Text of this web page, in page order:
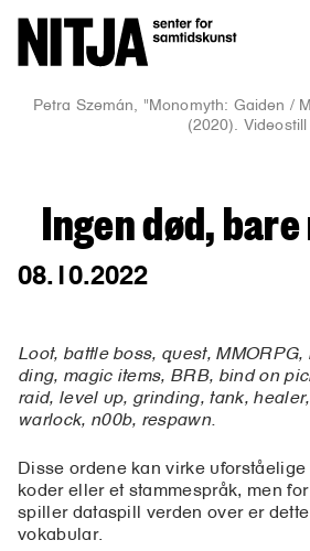
Petra Szemán, "Monomyth: Gaiden /
(2020). Videostill
Ingen død,
08.10.2022
Loot, battle boss, quest,
ding, magic items, BRB, bind on
raid, level up, grinding, tank,
warlock, n00b, respawn.
Disse ordene kan virke
koder eller et stammespråk, men
spiller dataspill verden over er
vokabular.